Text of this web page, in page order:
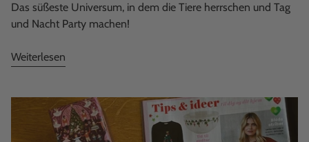
Das süßeste Universum, in dem die Tiere herrschen und Tag
und Nacht Party machen!
Weiterlesen